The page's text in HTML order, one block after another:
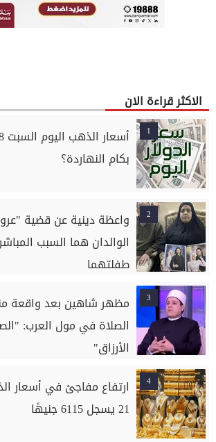
الاكثر قراءة الان
1
بكام النهاردة؟
2
واعظة دينية عن قضية
الوالدان هما السبب
طفلتهما
3
مظهر شاهين بعد واقعة
الصلاة في مول العرب:
الأرزاق"
4
ارتفاع مفاجئ في أسعار
21 يسجل 6115 جنيهًا